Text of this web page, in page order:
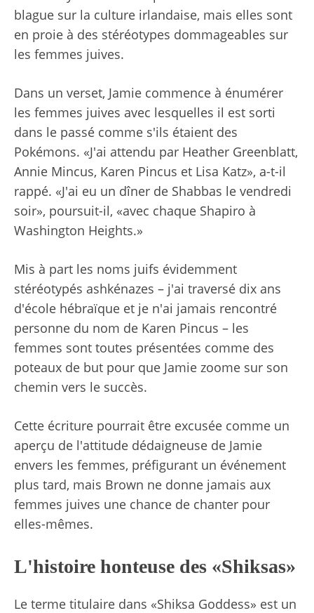
blague sur la culture irlandaise, mais elles sont
en proie à des stéréotypes dommageables sur
les femmes juives.
Dans un verset, Jamie commence à énumérer
les femmes juives avec lesquelles il est sorti
dans le passé comme s'ils étaient des
Pokémons. «J'ai attendu par Heather Greenblatt,
Annie Mincus, Karen Pincus et Lisa Katz», a-t-il
rappé. «J'ai eu un dîner de Shabbas le vendredi
soir», poursuit-il, «avec chaque Shapiro à
Washington Heights.»
Mis à part les noms juifs évidemment
stéréotypés ashkénazes – j'ai traversé dix ans
d'école hébraïque et je n'ai jamais rencontré
personne du nom de Karen Pincus – les
femmes sont toutes présentées comme des
poteaux de but pour que Jamie zoome sur son
chemin vers le succès.
Cette écriture pourrait être excusée comme un
aperçu de l'attitude dédaigneuse de Jamie
envers les femmes, préfigurant un événement
plus tard, mais Brown ne donne jamais aux
femmes juives une chance de chanter pour
elles-mêmes.
L'histoire honteuse des «Shiksas»
Le terme titulaire dans «Shiksa Goddess» est un